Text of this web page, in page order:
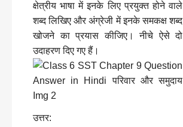
क्षेत्रीय भाषा में इनके लिए प्रयुक्त होने वाले
शब्द लिखिए और अंग्रेजी में इनके समकक्ष शब्द
खोजने का प्रयास कीजिए। नीचे ऐसे दो
उदाहरण दिए गए हैं।
उत्तर: